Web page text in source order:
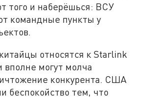
того и наберёшься: ВСУ
командные пункты у
относятся к Starlink
вполне могут молча
конкурента. США
беспокойство тем, что